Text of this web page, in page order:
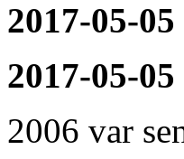
2017-05-
2017-05-
2006 var